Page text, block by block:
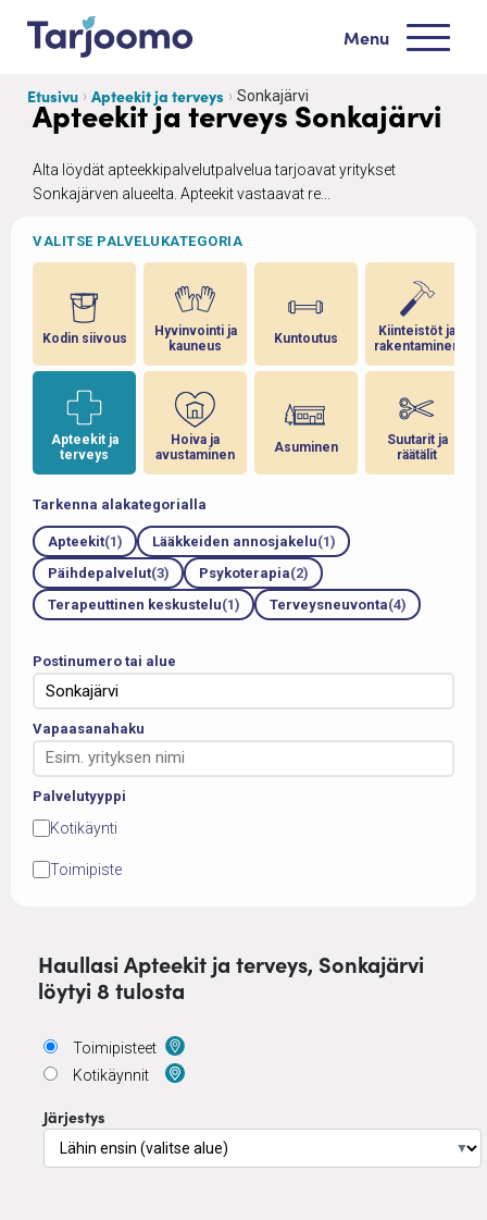
Siirry sisältöön
Menu
Etusivu Apteekit ja terveys Sonkajärvi
Apteekit ja terveys Sonkajärvi
Alta löydät apteekkipalvelutpalvelua tarjoavat yritykset
Sonkajärven alueelta. Apteekit vastaavat re...
VALITSE PALVELUKATEGORIA
Kodin siivous
Apteekit ja
terveys
Hyvinvointi ja
kauneus
Hoiva ja
avustaminen
Kuntoutus
Asuminen
Kiinteistöt ja
rakentaminen
Suutarit ja
räätälit
Tarkenna alakategorialla
Apteekit(1) Lääkkeiden annosjakelu(1)
Päihdepalvelut(3) Psykoterapia(2)
Terapeuttinen keskustelu(1) Terveysneuvonta(4)
Postinumero tai alue
Vapaasanahaku
Palvelutyyppi
Kotikäynti
Toimipiste
Haullasi Apteekit ja terveys, Sonkajärvi
löytyi 8 tulosta
Toimipisteet
Kotikäynnit
Järjestys
▼